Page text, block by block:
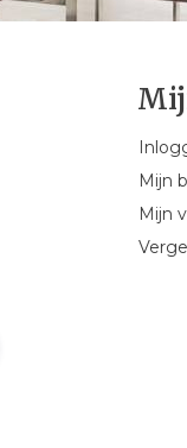
Mijn
Mijn